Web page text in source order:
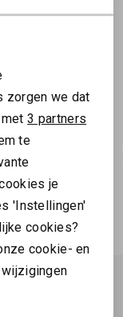
50 ml
zorgen we dat
met3 partners
te
je
'Instellingen'
cookies?
cookie- en